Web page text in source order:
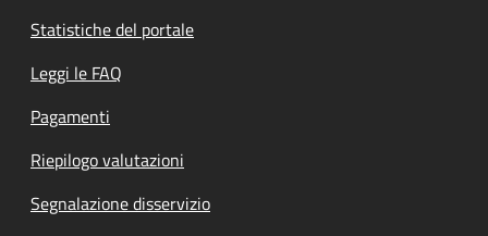
Statistiche del portale
Leggi le FAQ
Pagamenti
Riepilogo valutazioni
Segnalazione disservizio